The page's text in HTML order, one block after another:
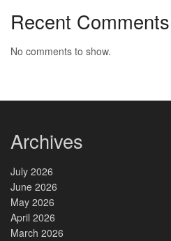
Recent Comments
No comments to show.
Archives
July 2026
June 2026
May 2026
April 2026
March 2026